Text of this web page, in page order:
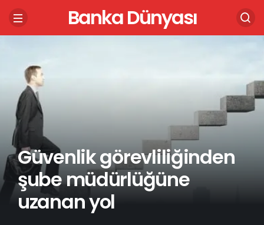
Banka Dünyası
Güvenlik görevliliğinden
şube müdürlüğüne
uzanan yol